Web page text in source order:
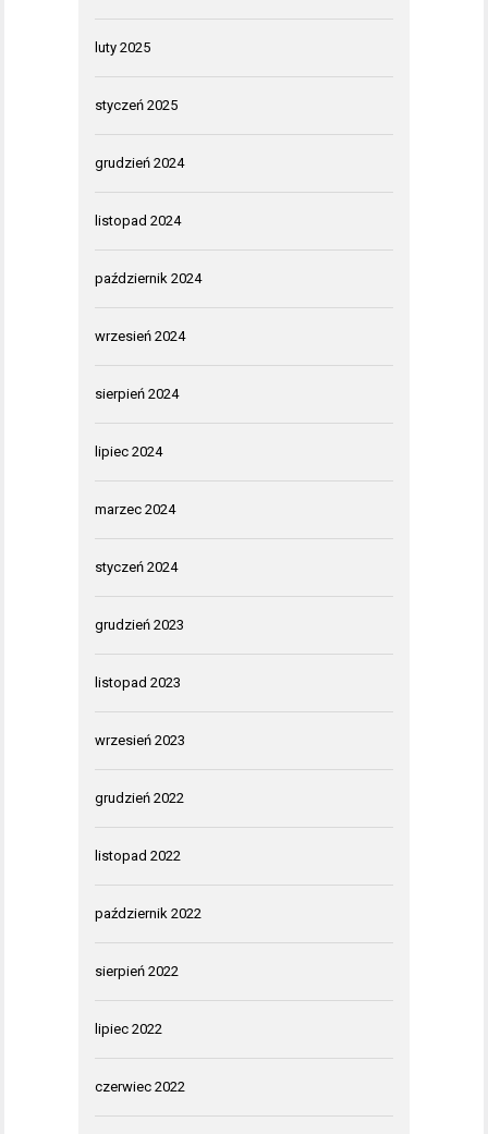
luty 2025
styczeń 2025
grudzień 2024
listopad 2024
październik 2024
wrzesień 2024
sierpień 2024
lipiec 2024
marzec 2024
styczeń 2024
grudzień 2023
listopad 2023
wrzesień 2023
grudzień 2022
listopad 2022
październik 2022
sierpień 2022
lipiec 2022
czerwiec 2022